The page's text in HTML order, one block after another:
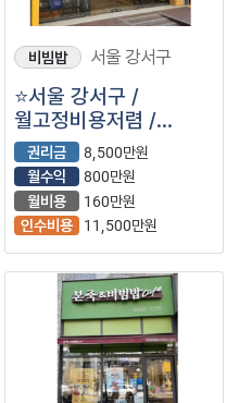
비빔밥 서울 강서구
⭐서울 강서구 /
월고정비용저렴 /
안정적인 매출 / ＂
한솥도시락＂⭐
권리금
8,500만원
월수익
800만원
월비용
160만원
인수비용
11,500만원